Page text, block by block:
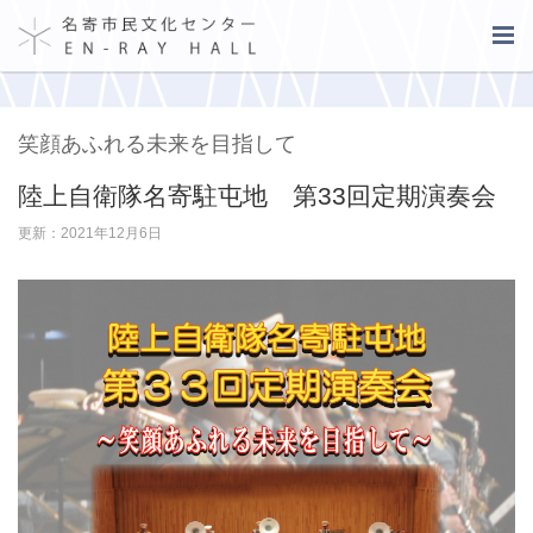
笑顔あふれる未来を目指して
陸上自衛隊名寄駐屯地 第33回定期演奏会
更新：2021年12月6日